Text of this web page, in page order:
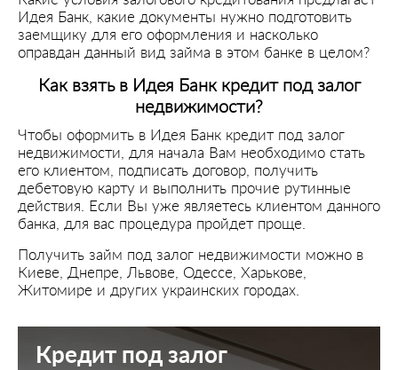
Идея Банк, какие документы нужно подготовить
заемщику для его оформления и насколько
оправдан данный вид займа в этом банке в целом?
Как взять в Идея Банк кредит под залог
недвижимости?
Чтобы оформить в Идея Банк кредит под залог
недвижимости, для начала Вам необходимо стать
его клиентом, подписать договор, получить
дебетовую карту и выполнить прочие рутинные
действия. Если Вы уже являетесь клиентом данного
банка, для вас процедура пройдет проще.
Получить займ под залог недвижимости можно в
Киеве, Днепре, Львове, Одессе, Харькове,
Житомире и других украинских городах.
Кредит под залог